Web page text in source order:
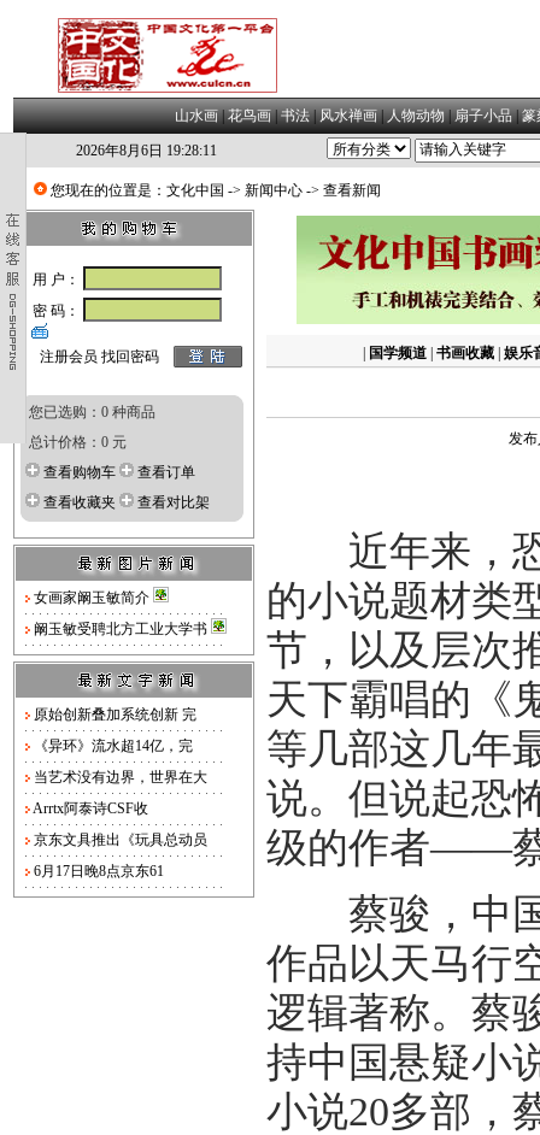
山水画|花鸟画|书法|风水禅画|人物动物|扇子小品|篆
2026年8月6日 19:28:12
您现在的位置是： 文化中国 -> 新闻中心 -> 查看新闻
用 户：
密 码：
注册会员 找回密码
您已选购：0 种商品
总计价格：0 元
查看购物车
查看订单
查看收藏夹
查看对比架
女画家阚玉敏简介
阚玉敏受聘北方工业大学书
原始创新叠加系统创新 完
《异环》流水超14亿，完
当艺术没有边界，世界在大
Arrtx阿泰诗CSF收
京东文具推出《玩具总动员
6月17日晚8点京东61
国学频道 书画收藏 娱乐
发布
近年来，恐
的小说题材类
节，以及层次
天下霸唱的《
等几部这几年
说。但说起恐
级的作者——
蔡骏，中国
作品以天马行
逻辑著称。蔡
持中国悬疑小
小说20多部，